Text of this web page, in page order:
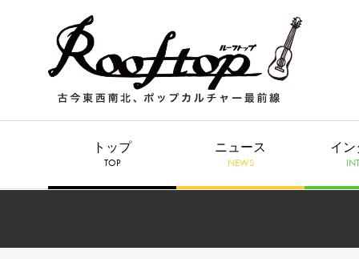
トップ
TOP
ニュース
NEWS
イン